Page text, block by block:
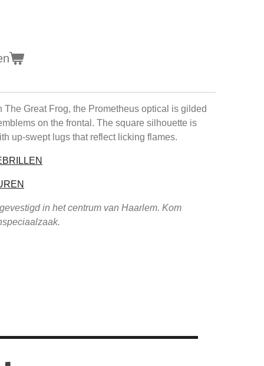
Great Frog, the Prometheus optical is gilded
on the frontal. The square silhouette is
up-swept lugs that reflect licking flames.
in het centrum van Haarlem. Kom